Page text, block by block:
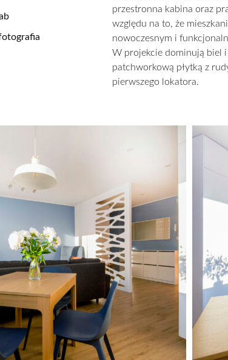
przestronna kabina oraz
względu na to, że
nowoczesnym i
W projekcie dominują biel
patchworkową płytką z
pierwszego lokatora.